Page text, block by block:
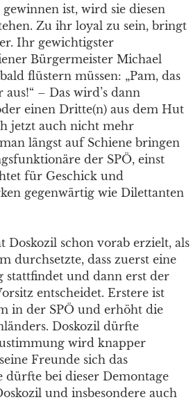
ist, wird sie diesen
Zu ihr loyal zu sein, bringt
Ihr gewichtigster
Bürgermeister Michael
flüstern müssen: „Pam, das
– Das wird’s dann
einen Dritte(n) aus dem Hut
jetzt auch nicht mehr
längst auf Schiene bringen
der SPÖ, einst
für Geschick und
gegenwärtig wie Dilettanten
Doskozil schon vorab erzielt, als
durchsetzte, dass zuerst eine
stattfindet und dann erst der
entscheidet. Erstere ist
in der SPÖ und erhöht die
Doskozil dürfte
wird knapper
Freunde sich das
dürfte bei dieser Demontage
und insbesondere auch